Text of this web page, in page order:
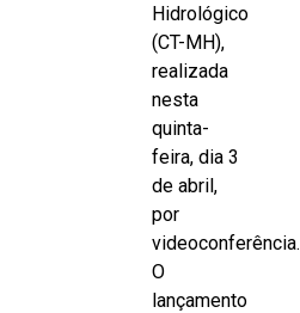
Hidrológico
(CT-MH),
realizada
nesta
quinta-
feira, dia 3
de abril,
por
videoconferência.
O
lançamento